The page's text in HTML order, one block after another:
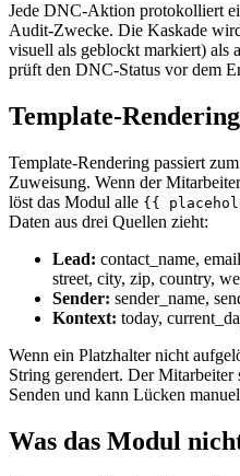
Jede DNC-Aktion protokolliert
Audit-Zwecke. Die Kaskade
visuell als geblockt markiert) als
prüft den DNC-Status vor dem
Template-Rendering
Template-Rendering passiert
Zuweisung. Wenn der
löst das Modul alle {{
Daten aus drei Quellen zieht:
Lead: contact_name,
street, city, zip, country,
Sender: sender_name,
Kontext: today,
Wenn ein Platzhalter nicht
String gerendert. Der
Senden und kann Lücken
Was das Modul